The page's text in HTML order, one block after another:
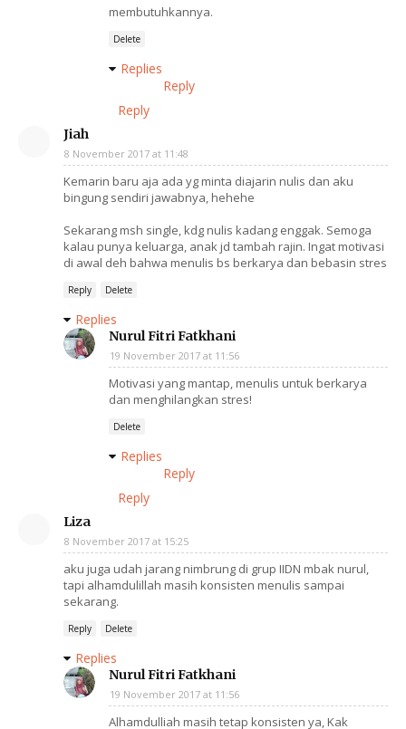
membutuhkannya.
Delete
Replies
Reply
Reply
Jiah
8 November 2017 at 11:48
Kemarin baru aja ada yg minta diajarin nulis dan aku
bingung sendiri jawabnya, hehehe
Sekarang msh single, kdg nulis kadang enggak. Semoga
kalau punya keluarga, anak jd tambah rajin. Ingat motivasi
di awal deh bahwa menulis bs berkarya dan bebasin stres
Reply Delete
Replies
Nurul Fitri Fatkhani
19 November 2017 at 11:56
Motivasi yang mantap, menulis untuk berkarya
dan menghilangkan stres!
Delete
Replies
Reply
Reply
Liza
8 November 2017 at 15:25
aku juga udah jarang nimbrung di grup IIDN mbak nurul,
tapi alhamdulillah masih konsisten menulis sampai
sekarang.
Reply Delete
Replies
Nurul Fitri Fatkhani
19 November 2017 at 11:56
Alhamdulliah masih tetap konsisten ya, Kak